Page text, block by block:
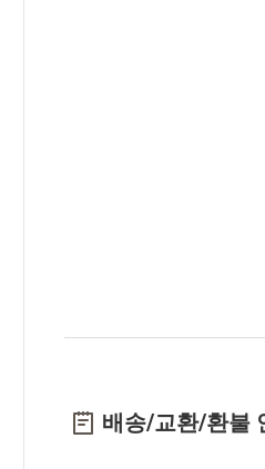
배송/교환/환불